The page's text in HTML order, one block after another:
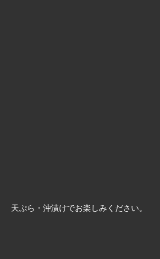
天ぷら・沖漬けでお楽しみください。